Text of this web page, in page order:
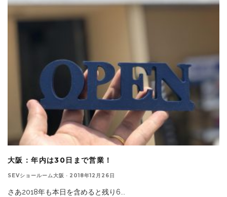
大阪：年内は30日まで営業！
SEVショールーム大阪 · 2018年12月26日
さあ2018年も本日を含めると残り6...